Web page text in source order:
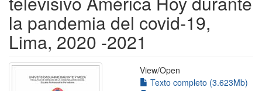
la pandemia del covid-19,
Lima, 2020 -2021
View/Open
Texto completo (3.623Mb)